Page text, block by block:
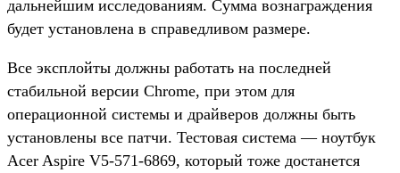
дальнейшим исследованиям. Сумма вознаграждения
будет установлена в справедливом размере.
Все эксплойты должны работать на последней
стабильной версии Chrome, при этом для
операционной системы и драйверов должны быть
установлены все патчи. Тестовая система — ноутбук
Acer Aspire V5-571-6869, который тоже достанется